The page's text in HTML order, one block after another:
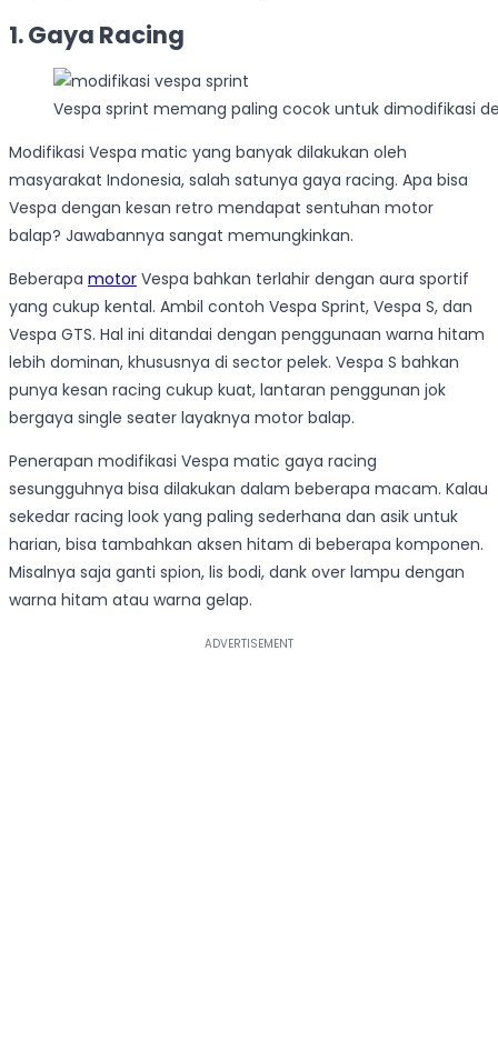
1. Gaya Racing
Vespa sprint memang paling cocok untuk dimodifikasi
Modifikasi Vespa matic yang banyak dilakukan oleh
masyarakat Indonesia, salah satunya gaya racing. Apa bisa
Vespa dengan kesan retro mendapat sentuhan motor
balap? Jawabannya sangat memungkinkan.
Beberapa motor Vespa bahkan terlahir dengan aura sportif
yang cukup kental. Ambil contoh Vespa Sprint, Vespa S, dan
Vespa GTS. Hal ini ditandai dengan penggunaan warna hitam
lebih dominan, khususnya di sector pelek. Vespa S bahkan
punya kesan racing cukup kuat, lantaran penggunan jok
bergaya single seater layaknya motor balap.
Penerapan modifikasi Vespa matic gaya racing
sesungguhnya bisa dilakukan dalam beberapa macam. Kalau
sekedar racing look yang paling sederhana dan asik untuk
harian, bisa tambahkan aksen hitam di beberapa komponen.
Misalnya saja ganti spion, lis bodi, dank over lampu dengan
warna hitam atau warna gelap.